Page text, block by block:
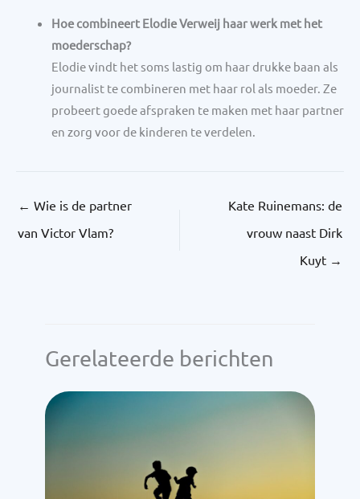
Hoe combineert Elodie Verweij haar werk met het
moederschap?
Elodie vindt het soms lastig om haar drukke baan als
journalist te combineren met haar rol als moeder. Ze
probeert goede afspraken te maken met haar partner
en zorg voor de kinderen te verdelen.
← Wie is de partner
van Victor Vlam?
Kate Ruinemans: de
vrouw naast Dirk
Kuyt →
Gerelateerde berichten